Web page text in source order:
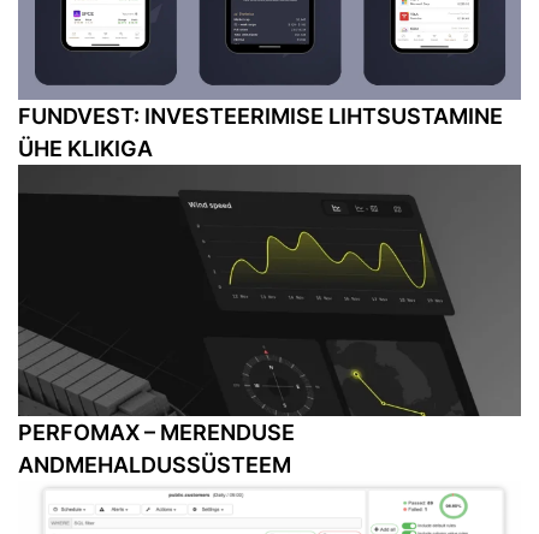
FUNDVEST: INVESTEERIMISE LIHTSUSTAMINE
ÜHE KLIKIGA
PERFOMAX – MERENDUSE
ANDMEHALDUSSÜSTEEM